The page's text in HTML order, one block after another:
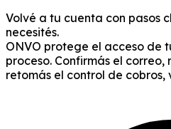
Volvé a tu cuenta con pasos
necesités.
ONVO protege el acceso de
proceso. Confirmás el
retomás el control de cobros,